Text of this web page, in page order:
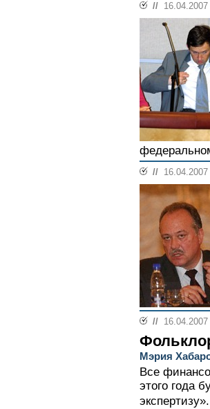
// 16.04.2007
// 16.04.2007
// 16.04.2007
Мэрия
Все
этого года